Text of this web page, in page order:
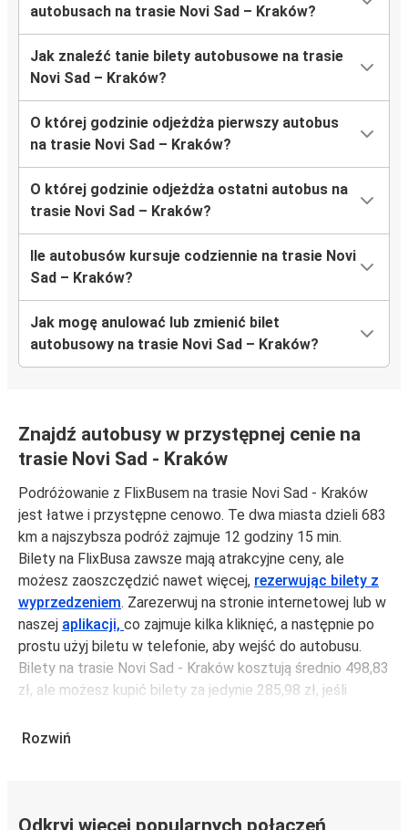
autobusach na trasie Novi Sad – Kraków?
Jak znaleźć tanie bilety autobusowe na trasie
Novi Sad – Kraków?
O której godzinie odjeżdża pierwszy autobus
na trasie Novi Sad – Kraków?
O której godzinie odjeżdża ostatni autobus na
trasie Novi Sad – Kraków?
Ile autobusów kursuje codziennie na trasie Novi
Sad – Kraków?
Jak mogę anulować lub zmienić bilet
autobusowy na trasie Novi Sad – Kraków?
Znajdź autobusy w przystępnej cenie na
trasie Novi Sad - Kraków
Podróżowanie z FlixBusem na trasie Novi Sad - Kraków
jest łatwe i przystępne cenowo. Te dwa miasta dzieli 683
km a najszybsza podróż zajmuje 12 godziny 15 min.
Bilety na FlixBusa zawsze mają atrakcyjne ceny, ale
możesz zaoszczędzić nawet więcej, rezerwując bilety z
wyprzedzeniem. Zarezerwuj na stronie internetowej lub w
naszej aplikacji, co zajmuje kilka kliknięć, a następnie po
prostu użyj biletu w telefonie, aby wejść do autobusu.
Bilety na trasie Novi Sad - Kraków kosztują średnio 498,83
zł, ale możesz kupić bilety za jedynie 285,98 zł, jeśli
unikając weekendów i świąt. Aby podróżować szybko,
Rozwiń